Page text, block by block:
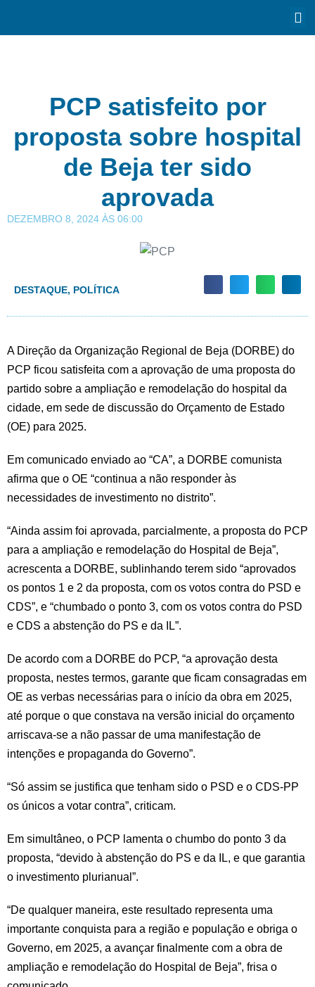
PCP satisfeito por
proposta sobre hospital
de Beja ter sido
aprovada
DEZEMBRO 8, 2024 ÀS 06:00
DESTAQUE, POLÍTICA
A Direção da Organização Regional de Beja (DORBE) do
PCP ficou satisfeita com a aprovação de uma proposta do
partido sobre a ampliação e remodelação do hospital da
cidade, em sede de discussão do Orçamento de Estado
(OE) para 2025.
Em comunicado enviado ao “CA”, a DORBE comunista
afirma que o OE “continua a não responder às
necessidades de investimento no distrito”.
“Ainda assim foi aprovada, parcialmente, a proposta do PCP
para a ampliação e remodelação do Hospital de Beja”,
acrescenta a DORBE, sublinhando terem sido “aprovados
os pontos 1 e 2 da proposta, com os votos contra do PSD e
CDS”, e “chumbado o ponto 3, com os votos contra do PSD
e CDS a abstenção do PS e da IL”.
De acordo com a DORBE do PCP, “a aprovação desta
proposta, nestes termos, garante que ficam consagradas em
OE as verbas necessárias para o início da obra em 2025,
até porque o que constava na versão inicial do orçamento
arriscava-se a não passar de uma manifestação de
intenções e propaganda do Governo”.
“Só assim se justifica que tenham sido o PSD e o CDS-PP
os únicos a votar contra”, criticam.
Em simultâneo, o PCP lamenta o chumbo do ponto 3 da
proposta, “devido à abstenção do PS e da IL, e que garantia
o investimento plurianual”.
“De qualquer maneira, este resultado representa uma
importante conquista para a região e população e obriga o
Governo, em 2025, a avançar finalmente com a obra de
ampliação e remodelação do Hospital de Beja”, frisa o